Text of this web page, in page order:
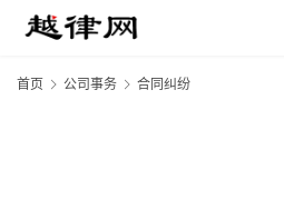
首页 公司事务 合同纠纷